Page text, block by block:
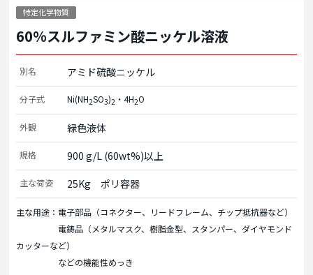
特定化学物質
60%スルファミン酸ニッケル溶液
別名 アミド硫酸ニッケル
分子式 Ni(NH2SO3)2 ・4H2O
外観 緑色液体
規格 900 g/L (60wt%)以上
主な荷姿 25Kg　ポリ容器
主な用途：電子部品（コネクター、リードフレーム、チップ抵抗器など）
電鋳品（メタルマスク、樹脂金型、スタンパー、ダイヤモンド
カッターなど）
などの機能性めっき